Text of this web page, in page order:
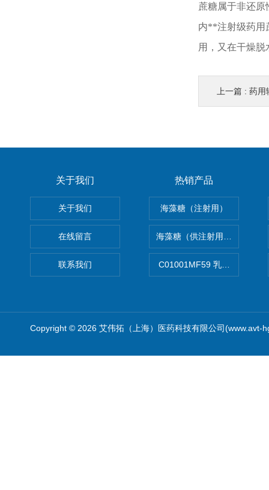
蔗糖属于非还
内**注射级药用
用，又在干燥
上一篇 : 药用
关于我们
关于我们
在线留言
联系我们
热销产品
海藻糖（注射用）
海藻糖（供注射用）（无菌）
C01001MF59 乳佐剂
Copyright © 2026 艾伟拓（上海）医药科技有限公司(www.avt-